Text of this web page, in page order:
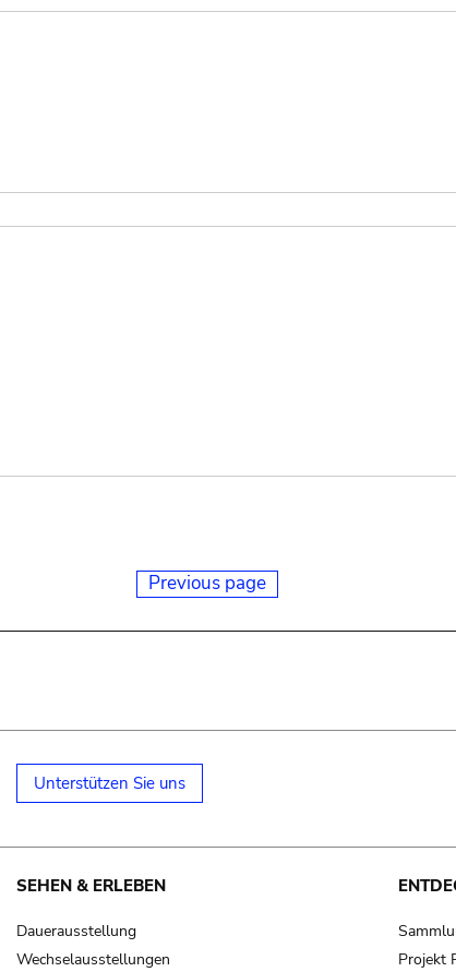
Previous page
Unterstützen Sie uns
SEHEN & ERLEBEN
Dauerausstellung
Wechselausstellungen
Projekt